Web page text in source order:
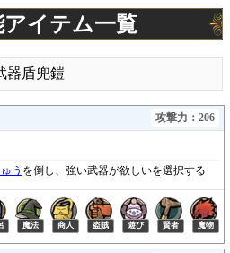
イテム一覧
器盾兜鎧
攻撃力：206
う を倒し、強い武器が欲しいを選択する